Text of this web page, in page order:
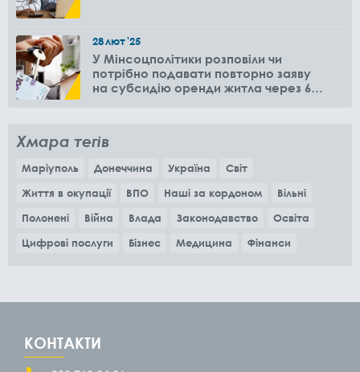
28лют'25
У Мінсоцполітики розповіли чи
потрібно подавати повторно заяву
на субсидію оренди житла через 6
Хмара тегів
Маріуполь Донеччина Україна
Світ
Життя в окупації
ВПО Наші за кордоном
Вільні
Полонені
Війна Влада Законодавство
Освіта
Цифрові послуги
Бізнес Медицина Фінанси
КОНТАКТИ